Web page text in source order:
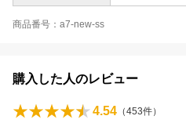
商品番号：a7-new-ss
購入した人のレビュー
4.54 （453件）